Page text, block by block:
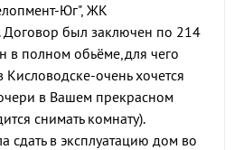
Юг", ЖК
Договор был заключен по 214
в полном обьёме,для чего
очень хочется
в Вашем прекрасном
снимать комнату).
в эксплуатацию дом во